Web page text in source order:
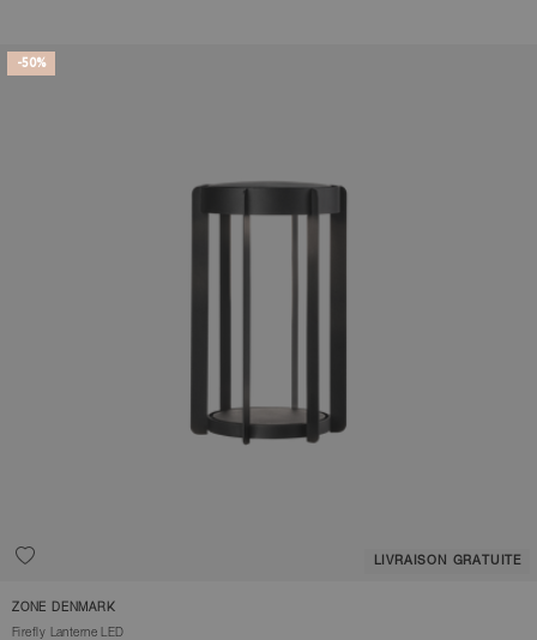
-50%
LIVRAISON GRATUITE
ZONE DENMARK
Firefly Lanterne LED